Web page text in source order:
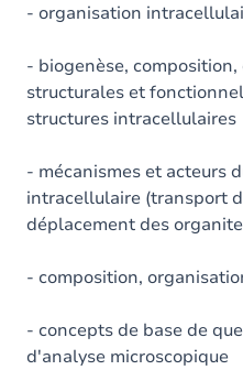
- organisation
- biogenèse,
structurales et
structures intracellulaires
- mécanismes et acteurs
intracellulaire (transport
déplacement des
- composition,
- concepts de base de
d'analyse microscopique